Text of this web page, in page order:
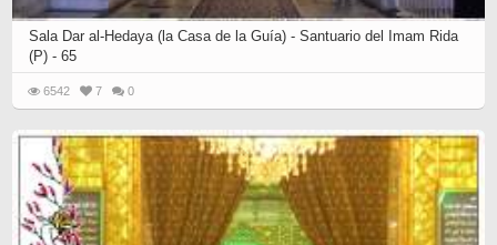
Sala Dar al-Hedaya (la Casa de la Guía) - Santuario del Imam Rida
(P) - 65
6542 7 0